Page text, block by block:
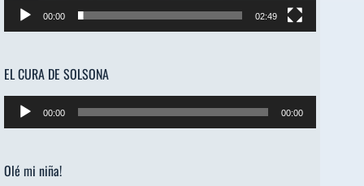
00:00 02:49
EL CURA DE SOLSONA
Reproductor
de
00:00 00:00
Olé mi niña!